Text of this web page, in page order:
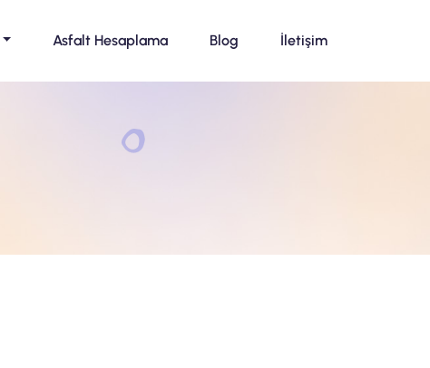
Asfalt Hesaplama Blog İletişim